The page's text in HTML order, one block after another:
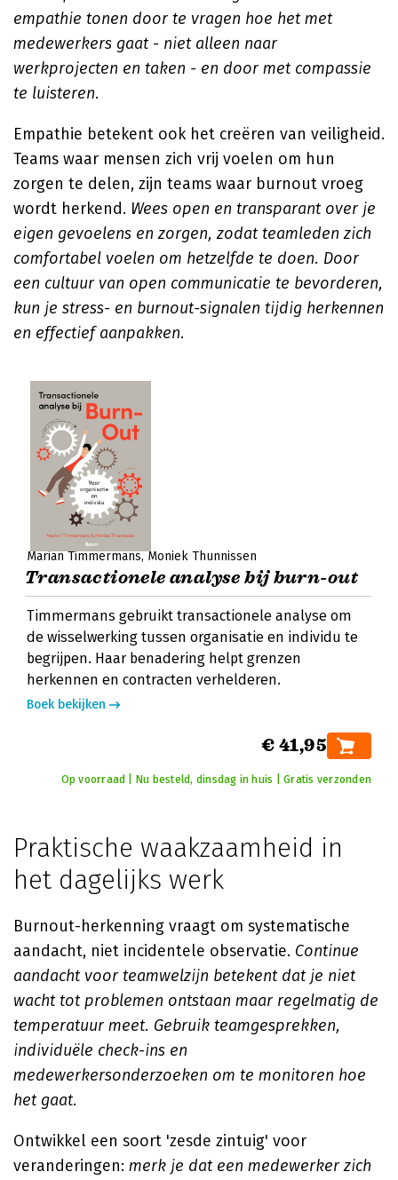
empathie tonen door te vragen hoe het met
medewerkers gaat - niet alleen naar
werkprojecten en taken - en door met compassie
te luisteren.
Empathie betekent ook het creëren van veiligheid.
Teams waar mensen zich vrij voelen om hun
zorgen te delen, zijn teams waar burnout vroeg
wordt herkend. Wees open en transparant over je
eigen gevoelens en zorgen, zodat teamleden zich
comfortabel voelen om hetzelfde te doen. Door
een cultuur van open communicatie te bevorderen,
kun je stress- en burnout-signalen tijdig herkennen
en effectief aanpakken.
Marian Timmermans Moniek Thunnissen
Transactionele analyse bij burn-out
Timmermans gebruikt transactionele analyse om
de wisselwerking tussen organisatie en individu te
begrijpen. Haar benadering helpt grenzen
herkennen en contracten verhelderen.
Boek bekijken
€ 41,95
Op voorraad | Nu besteld, dinsdag in huis | Gratis verzonden
Praktische waakzaamheid in
het dagelijks werk
Burnout-herkenning vraagt om systematische
aandacht, niet incidentele observatie. Continue
aandacht voor teamwelzijn betekent dat je niet
wacht tot problemen ontstaan maar regelmatig de
temperatuur meet. Gebruik teamgesprekken,
individuële check-ins en
medewerkersonderzoeken om te monitoren hoe
het gaat.
Ontwikkel een soort 'zesde zintuig' voor
veranderingen: merk je dat een medewerker zich